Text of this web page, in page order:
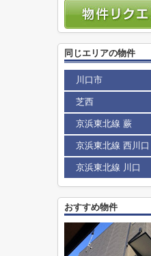
同じエリアの物件
川口市
芝西
京浜東北線 蕨
京浜東北線 西川口
京浜東北線 川口
おすすめ物件